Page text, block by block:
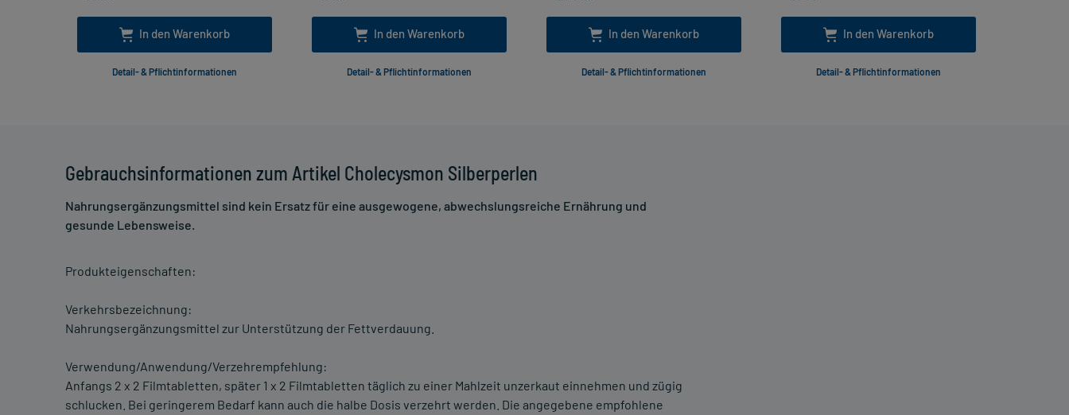
Gebrauchsinformationen zum Artikel Cholecysmon Silberperlen
Nahrungsergänzungsmittel sind kein Ersatz für eine ausgewogene, abwechslungsreiche Ernährung und
gesunde Lebensweise.
Produkteigenschaften:
Verkehrsbezeichnung:
Nahrungsergänzungsmittel zur Unterstützung der Fettverdauung.
Verwendung/Anwendung/Verzehrempfehlung:
Anfangs 2 x 2 Filmtabletten, später 1 x 2 Filmtabletten täglich zu einer Mahlzeit unzerkaut einnehmen und zügig
schlucken. Bei geringerem Bedarf kann auch die halbe Dosis verzehrt werden. Die angegebene empfohlene
In den Warenkorb
Detail- & Pflichtinformationen
In den Warenkorb
Detail- & Pflichtinformationen
In den Warenkorb
Detail- & Pflichtinformationen
In den Warenkorb
Detail- & Pflichtinformationen